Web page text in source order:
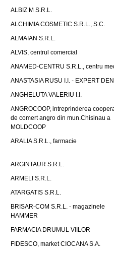
ALBIZ M S.R.L.
ALCHIMIA COSMETIC S.R.L., S.C.
ALMAIAN S.R.L.
ALVIS, centrul comercial
ANAMED-CENTRU S.R.L., centru
ANASTASIA RUSU I.I. - EXPERT
ANGHELUTA VALERIU I.I.
ANGROCOOP, intreprinderea
de comert angro din mun.Chisinau a
MOLDCOOP
ARALIA S.R.L., farmacie
ARGINTAUR S.R.L.
ARMELI S.R.L.
ATARGATIS S.R.L.
BRISAR-COM S.R.L. - magazinele
HAMMER
FARMACIA DRUMUL VIILOR
FIDESCO, market CIOCANA S.A.